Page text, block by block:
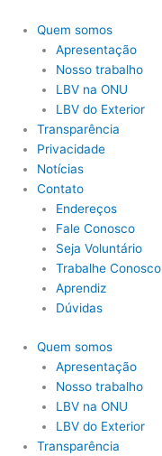
para
conteúdo
Quem somos
Apresentação
Nosso trabalho
LBV na ONU
LBV do Exterior
Transparência
Privacidade
Notícias
Contato
Endereços
Fale Conosco
Seja Voluntário
Trabalhe Conosco
Aprendiz
Dúvidas
Quem somos
Apresentação
Nosso trabalho
LBV na ONU
LBV do Exterior
Transparência